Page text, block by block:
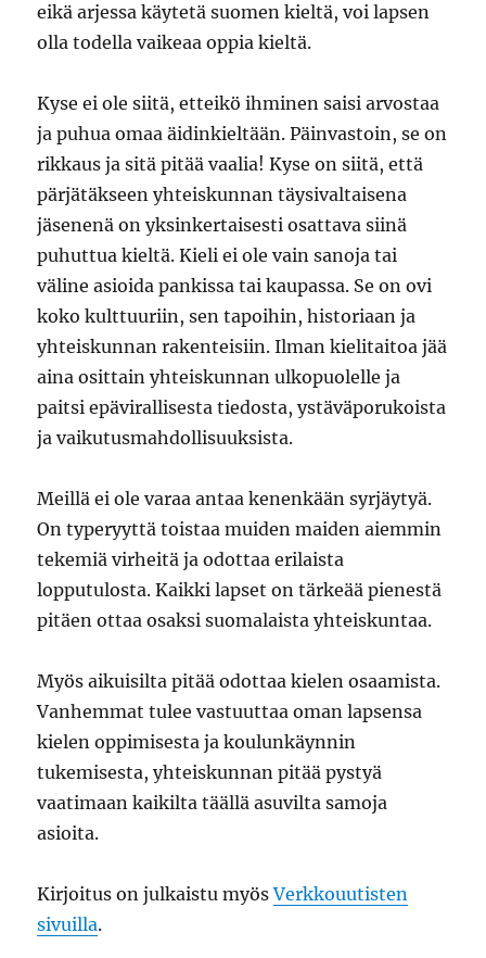
eikä arjessa käytetä suomen kieltä, voi lapsen
olla todella vaikeaa oppia kieltä.
Kyse ei ole siitä, etteikö ihminen saisi arvostaa
ja puhua omaa äidinkieltään. Päinvastoin, se on
rikkaus ja sitä pitää vaalia! Kyse on siitä, että
pärjätäkseen yhteiskunnan täysivaltaisena
jäsenenä on yksinkertaisesti osattava siinä
puhuttua kieltä. Kieli ei ole vain sanoja tai
väline asioida pankissa tai kaupassa. Se on ovi
koko kulttuuriin, sen tapoihin, historiaan ja
yhteiskunnan rakenteisiin. Ilman kielitaitoa jää
aina osittain yhteiskunnan ulkopuolelle ja
paitsi epävirallisesta tiedosta, ystäväporukoista
ja vaikutusmahdollisuuksista.
Meillä ei ole varaa antaa kenenkään syrjäytyä.
On typeryyttä toistaa muiden maiden aiemmin
tekemiä virheitä ja odottaa erilaista
lopputulosta. Kaikki lapset on tärkeää pienestä
pitäen ottaa osaksi suomalaista yhteiskuntaa.
Myös aikuisilta pitää odottaa kielen osaamista.
Vanhemmat tulee vastuuttaa oman lapsensa
kielen oppimisesta ja koulunkäynnin
tukemisesta, yhteiskunnan pitää pystyä
vaatimaan kaikilta täällä asuvilta samoja
asioita.
Kirjoitus on julkaistu myösVerkkouutisten
sivuilla.